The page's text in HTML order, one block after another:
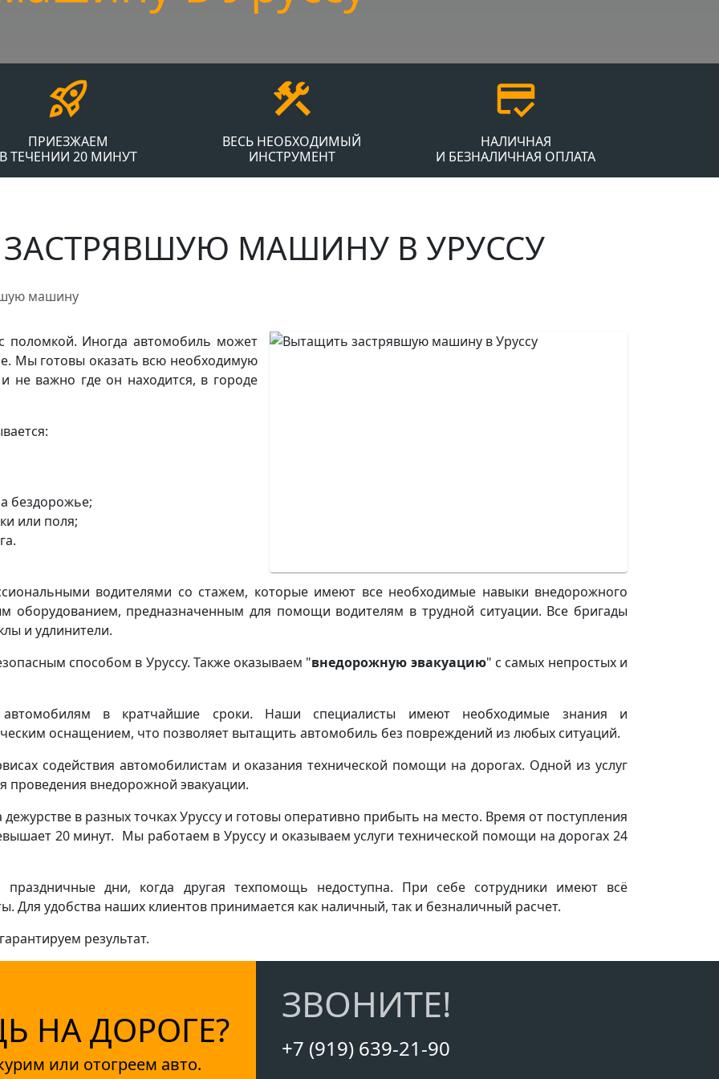
ПРИЕЗЖАЕМ
ТЕЧЕНИИ 20 МИНУТ
ВЕСЬ НЕОБХОДИМЫЙ
ИНСТРУМЕНТ
НАЛИЧНАЯ
И БЕЗНАЛИЧНАЯ ОПЛАТА
МАШИНУ В УРУССУ
машину
поломкой. Иногда автомобиль может
Мы готовы оказать всю необходимую
важно где он находится, в городе
бездорожье;
или поля;
водителями со стажем, которые имеют все необходимые навыки внедорожного
предназначенным для помощи водителям в трудной ситуации. Все бригады
и удлинители.
способом в Уруссу. Также оказываем "внедорожную эвакуацию" с самых непростых и
в кратчайшие сроки. Наши специалисты имеют необходимые знания и
оснащением, что позволяет вытащить автомобиль без повреждений из любых ситуаций.
содействия автомобилистам и оказания технической помощи на дорогах. Одной из услуг
проведения внедорожной эвакуации.
в разных точках Уруссу и готовы оперативно прибыть на место. Время от поступления
20 минут. Мы работаем в Уруссу и оказываем услуги технической помощи на дорогах 24
дни, когда другая техпомощь недоступна. При себе сотрудники имеют всё
Для удобства наших клиентов принимается как наличный, так и безналичный расчет.
результат.
НА ДОРОГЕ?
или отогреем авто.
ЗВОНИТЕ!
+7 (919) 639-21-90